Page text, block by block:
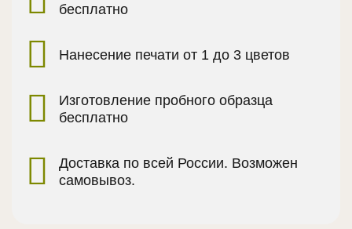
бесплатно
Нанесение печати от 1 до 3 цветов
Изготовление пробного образца
бесплатно
Доставка по всей России. Возможен
самовывоз.